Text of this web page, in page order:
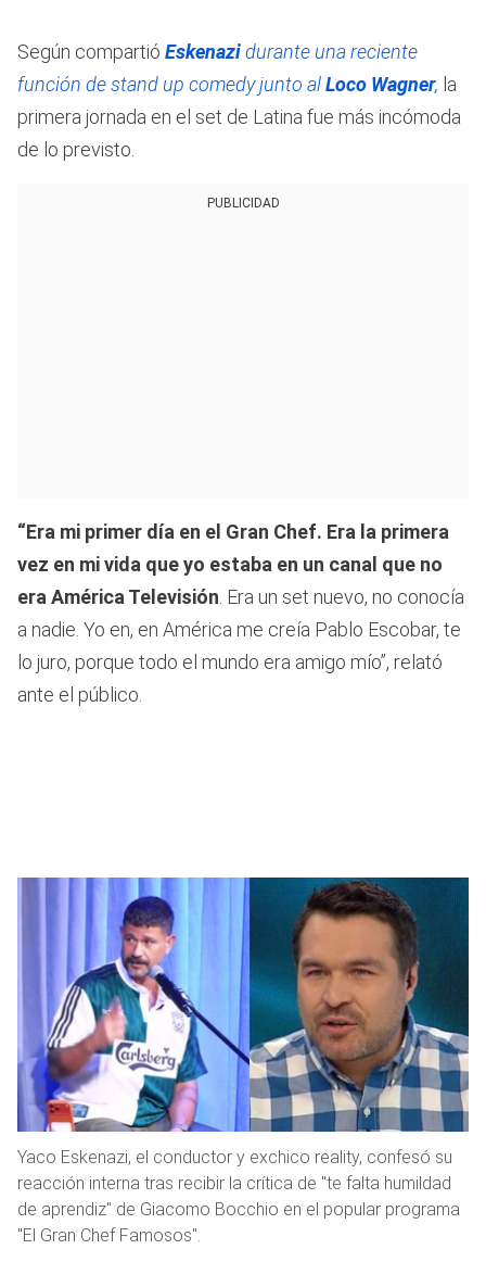
Según compartió Eskenazidurante una reciente
función de stand up comedy junto alLoco Wagner, la
primera jornada en el set de Latina fue más incómoda
de lo previsto.
PUBLICIDAD
“Era mi primer día en el Gran Chef. Era la primera
vez en mi vida que yo estaba en un canal que no
era América Televisión . Era un set nuevo, no conocía
a nadie. Yo en, en América me creía Pablo Escobar, te
lo juro, porque todo el mundo era amigo mío”, relató
ante el público.
Yaco Eskenazi, el conductor y exchico reality, confesó su
reacción interna tras recibir la crítica de "te falta humildad
de aprendiz" de Giacomo Bocchio en el popular programa
"El Gran Chef Famosos".